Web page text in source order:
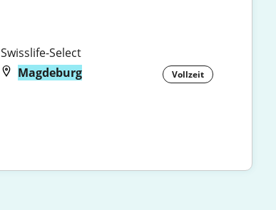
Swisslife-Select
Magdeburg
Vollzeit